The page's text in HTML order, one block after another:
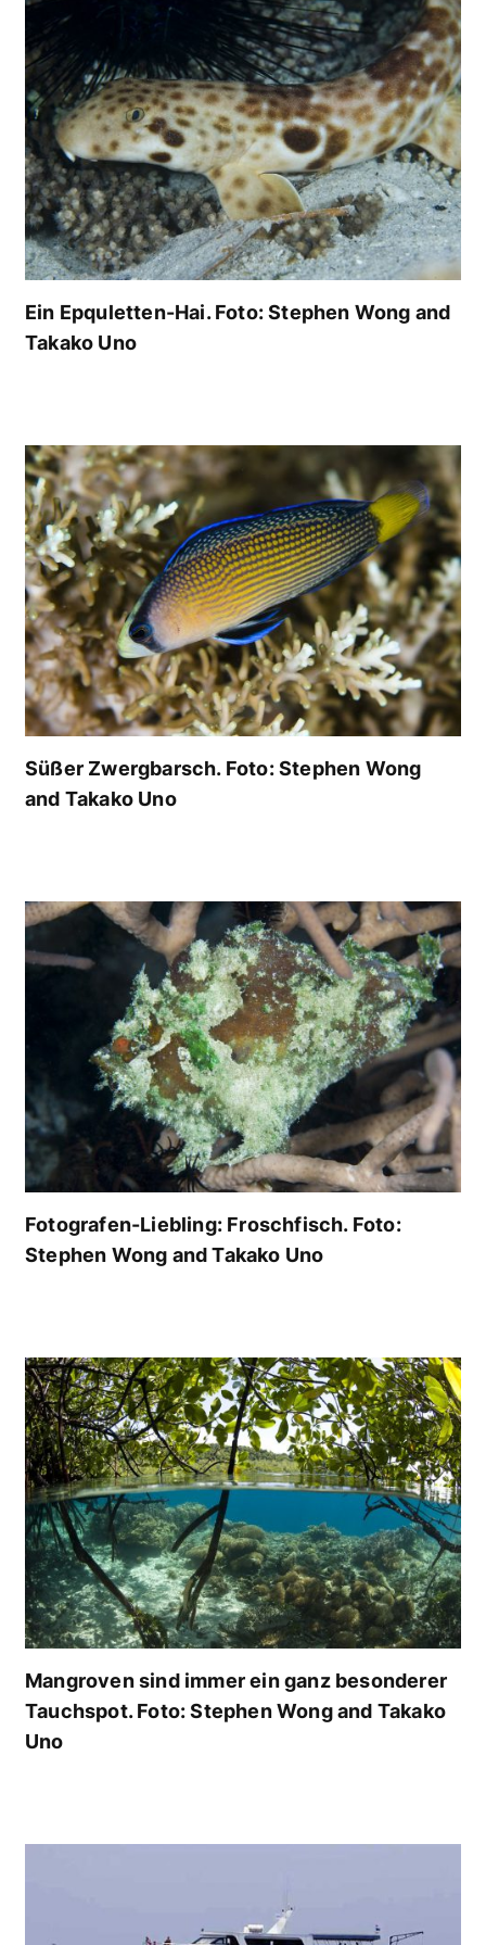
Ein Epquletten-Hai. Foto: Stephen Wong and
Takako Uno
Süßer Zwergbarsch. Foto: Stephen Wong
and Takako Uno
Fotografen-Liebling: Froschfisch. Foto:
Stephen Wong and Takako Uno
Mangroven sind immer ein ganz besonderer
Tauchspot. Foto: Stephen Wong and Takako
Uno